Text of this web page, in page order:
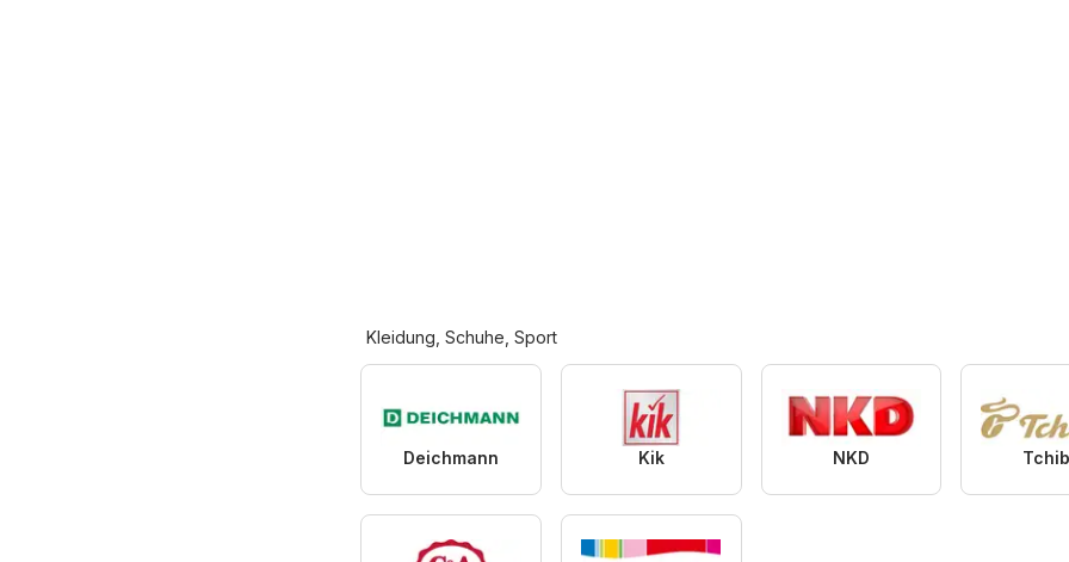
Kleidung, Schuhe, Sport
Deichmann Kik NKD